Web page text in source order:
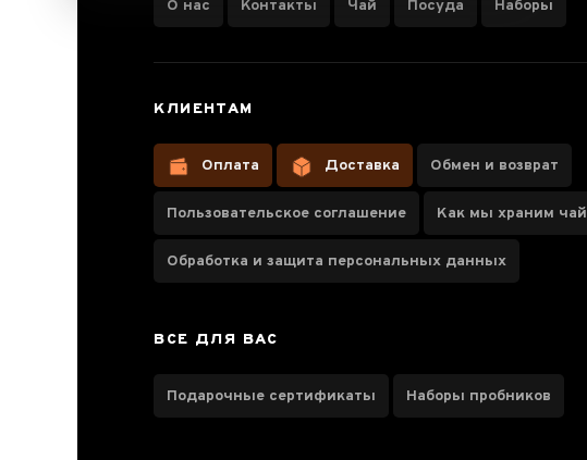
прозрачности",
стекло
О чахае
Отзывы чаеманов
О нас Контакты Чай Посуда Наборы
КЛИЕНТАМ
Оплата Доставка Обмен и возврат
Пользовательское соглашение Как мы храним чай
Обработка и защита персональных данных
ВСЕ ДЛЯ ВАС
Подарочные сертификаты Наборы пробников